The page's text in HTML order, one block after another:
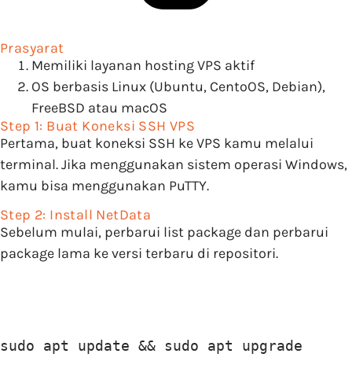
Prasyarat
Memiliki layanan hosting VPS aktif
OS berbasis Linux (Ubuntu, CentoOS, Debian),
FreeBSD atau macOS
Step 1: Buat Koneksi SSH VPS
Pertama, buat koneksi SSH ke VPS kamu melalui
terminal. Jika menggunakan sistem operasi Windows,
kamu bisa menggunakan PuTTY.
Step 2: Install NetData
Sebelum mulai, perbarui list package dan perbarui
package lama ke versi terbaru di repositori.
sudo apt update && sudo apt upgrade